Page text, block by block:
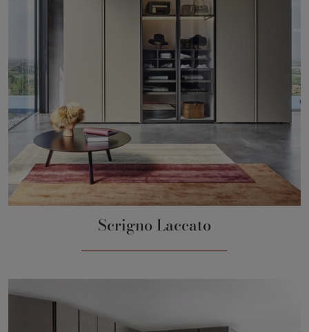
Scrigno Laccato